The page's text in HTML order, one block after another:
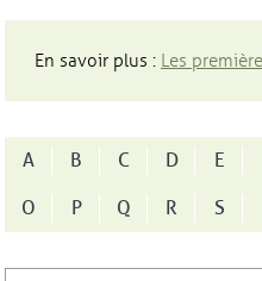
En savoir plus : Les
A B C D E
O
P Q R S